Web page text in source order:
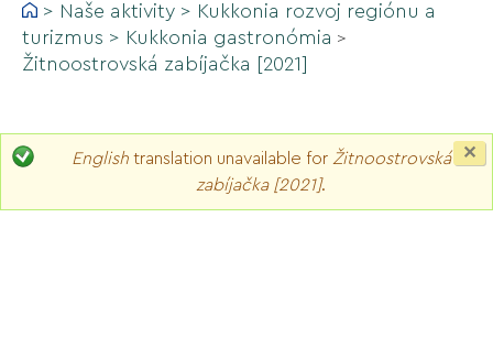
> Naše aktivity > Kukkonia rozvoj regiónu a
turizmus > Kukkonia gastronómia >
Žitnoostrovská zabíjačka [2021]
Englishtranslation unavailable for Žitnoostrovská
zabíjačka [2021].